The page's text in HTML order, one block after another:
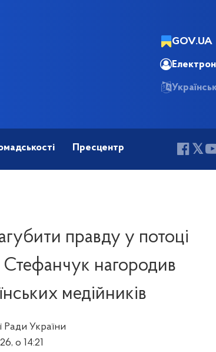
GOV.UA
Пресцентр
правду у потоці
нагородив
медійників
України
о 14:21